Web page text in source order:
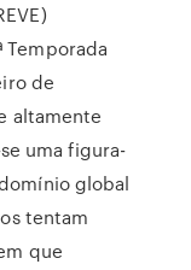
Temporada
de
altamente
uma figura-
global
tentam
que